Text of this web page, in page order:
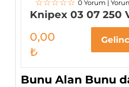
☆☆☆☆☆ 0 Yorum |
Knipex 03 07 250
0,00
₺
Bunu Alan Bunu